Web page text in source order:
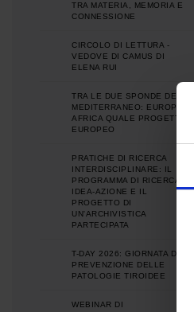
TRA MATERIA, MEMORIA E
CONNESSIONE
CIRCOLO DI LETTURA -
VEDOVE DI CAMUS DI
ELENA RUI
TRA LE DUE SPONDE DEL
MEDITERRANEO: EUROPA E
AFRICA QUALE PROGETTO
EUROPEO
PRATICHE DI RICERCA
INTERDISCIPLINARE: IL
PROGRAMMA DI RICERCA
IDEA-AZIONE E IL
PROGETTO DI
UN'ARCHIVISTICA
PARTECIPATA
T-DAY 2026: GIORNATA DI
PREVENZIONE DELLE
PATOLOGIE TIROIDEE
WEBINAR DI